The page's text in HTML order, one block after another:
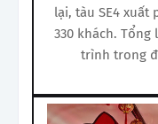
lại, tàu SE4 xuất
330 khách.
trình trong